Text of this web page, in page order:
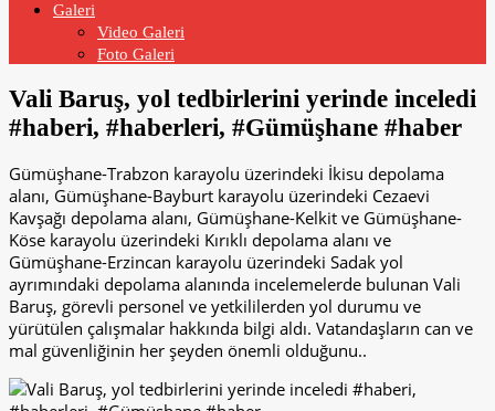
Galeri
Video Galeri
Foto Galeri
Vali Baruş, yol tedbirlerini yerinde inceledi
#haberi, #haberleri, #Gümüşhane #haber
Gümüşhane-Trabzon karayolu üzerindeki İkisu depolama
alanı, Gümüşhane-Bayburt karayolu üzerindeki Cezaevi
Kavşağı depolama alanı, Gümüşhane-Kelkit ve Gümüşhane-
Köse karayolu üzerindeki Kırıklı depolama alanı ve
Gümüşhane-Erzincan karayolu üzerindeki Sadak yol
ayrımındaki depolama alanında incelemelerde bulunan Vali
Baruş, görevli personel ve yetkililerden yol durumu ve
yürütülen çalışmalar hakkında bilgi aldı. Vatandaşların can ve
mal güvenliğinin her şeyden önemli olduğunu..